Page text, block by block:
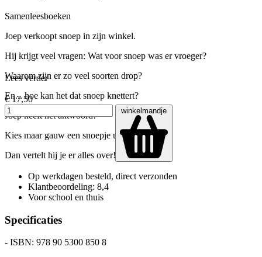
Samenleesboeken
Joep verkoopt snoep in zijn winkel.
Hij krijgt veel vragen: Wat voor snoep was er vroeger?
Waarom zijn er zo veel soorten drop?
En... hoe kan het dat snoep knettert?
Joep heeft het antwoord!
Kies maar gauw een snoepje uit zijn winkel.
Dan vertelt hij je er alles over!
Lees verder
€ 17,50
winkelmandje
Op werkdagen besteld, direct verzonden
Klantbeoordeling: 8,4
Voor school en thuis
Specificaties
- ISBN: 978 90 5300 850 8